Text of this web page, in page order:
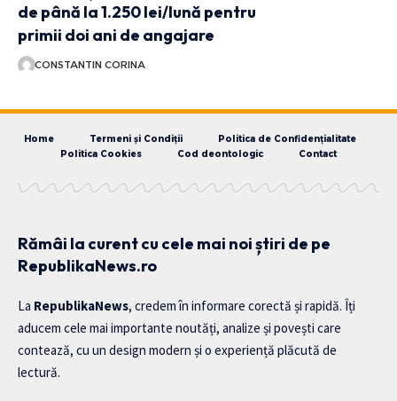
de până la 1.250 lei/lună pentru
primii doi ani de angajare
CONSTANTIN CORINA
Home Termeni și Condiții
Politica de Confidențialitate
Politica Cookies
Cod deontologic Contact
Rămâi la curent cu cele mai noi știri de pe
RepublikaNews.ro
La RepublikaNews, credem în informare corectă și rapidă. Îți
aducem cele mai importante noutăți, analize și povești care
contează, cu un design modern și o experiență plăcută de
lectură.